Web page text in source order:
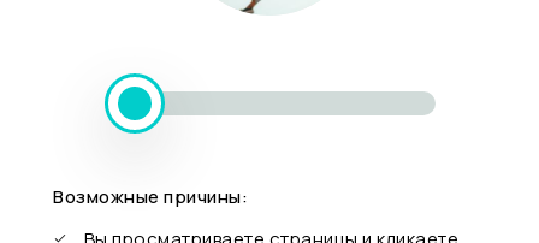
Возможные причины: